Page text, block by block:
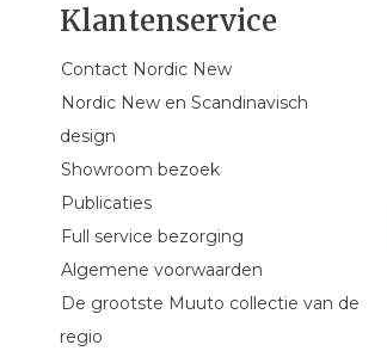
Klantenservice
Contact Nordic New
Nordic New en Scandinavisch
design
Showroom bezoek
Publicaties
Full service bezorging
Algemene voorwaarden
De grootste Muuto collectie van de
regio